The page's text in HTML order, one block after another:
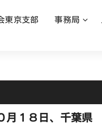
東京支部 事務局
月１８日、千葉県